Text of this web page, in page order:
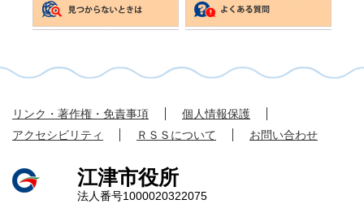
リンク・著作権・免責事項
個人情報保護
アクセシビリティ
ＲＳＳについて お問い合わせ
江津市役所
法人番号1000020322075